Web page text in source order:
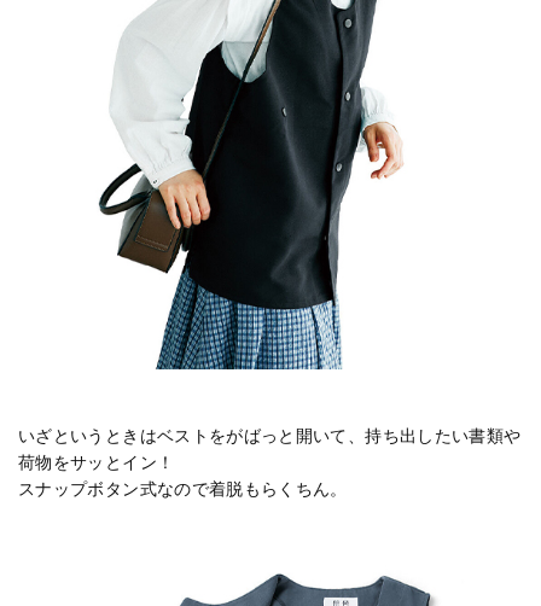
いざというときはベストをがばっと開いて、持ち出したい書類や
荷物をサッとイン！
スナップボタン式なので着脱もらくちん。